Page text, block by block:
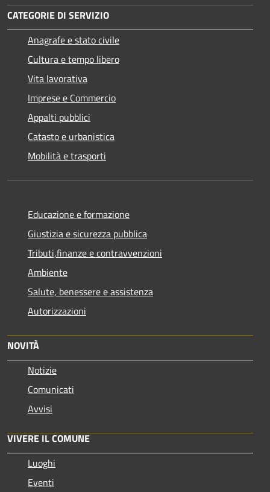
CATEGORIE DI SERVIZIO
Anagrafe e stato civile
Cultura e tempo libero
Vita lavorativa
Imprese e Commercio
Appalti pubblici
Catasto e urbanistica
Mobilità e trasporti
Educazione e formazione
Giustizia e sicurezza pubblica
Tributi,finanze e contravvenzioni
Ambiente
Salute, benessere e assistenza
Autorizzazioni
NOVITÀ
Notizie
Comunicati
Avvisi
VIVERE IL COMUNE
Luoghi
Eventi